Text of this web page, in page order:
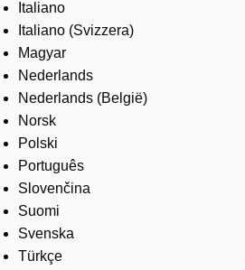
Italiano
Italiano (Svizzera)
Magyar
Nederlands
Nederlands (België)
Norsk
Polski
Português
Slovenčina
Suomi
Svenska
Türkçe